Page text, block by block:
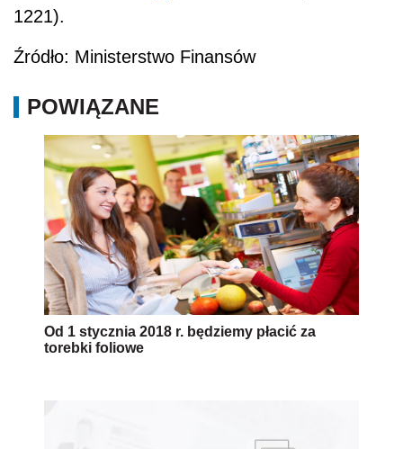
1221).
Źródło: Ministerstwo Finansów
POWIĄZANE
Od 1 stycznia 2018 r. będziemy płacić za
torebki foliowe